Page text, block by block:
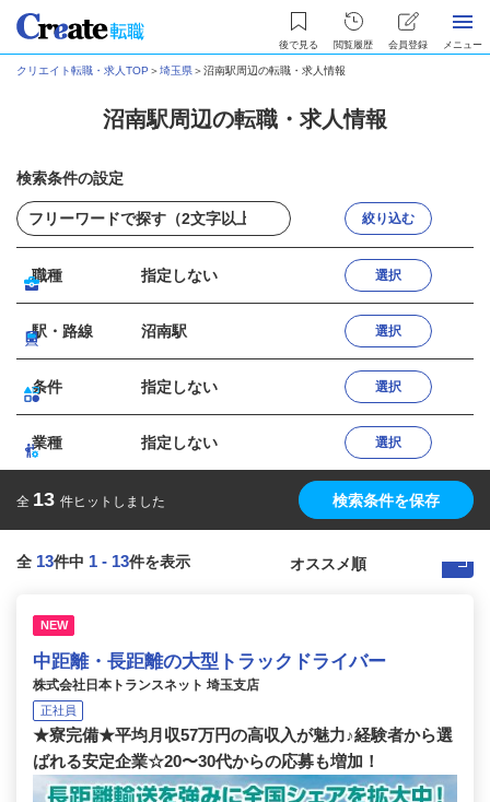
後で見る 閲覧履歴 会員登録 メニュー
クリエイト転職・求人TOP ＞埼玉県＞沼南駅周辺の転職・求人情報
沼南駅周辺の転職・求人情報
検索条件の設定
絞り込む
職種 指定しない 選択
駅・路線 沼南駅 選択
条件 指定しない 選択
業種 指定しない 選択
全 13 件ヒットしました 検索条件を保存
全 13件中 1 - 13件を表示
NEW
中距離・長距離の大型トラックドライバー
株式会社日本トランスネット 埼玉支店
正社員
★寮完備★平均月収57万円の高収入が魅力♪経験者から選
ばれる安定企業☆20〜30代からの応募も増加！